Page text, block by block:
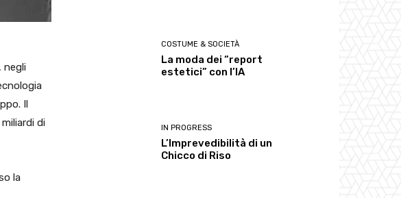
negli
Il
di
la
COSTUME & SOCIETÀ
La moda dei “report
estetici” con l’IA
IN PROGRESS
L’Imprevedibilità di un
Chicco di Riso